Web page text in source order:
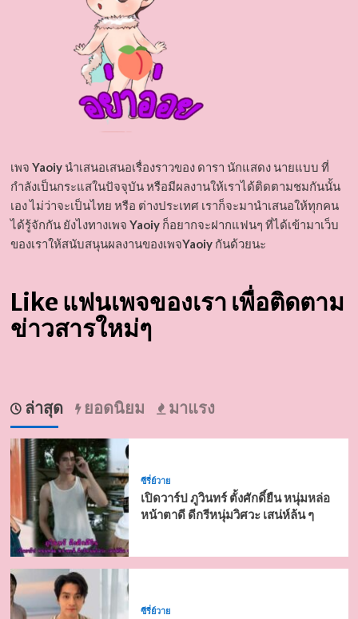
เพจ Yaoiyนำเสนอเสนอเรื่องราวของ ดารา นักแสดง นายแบบ ที่
กำลังเป็นกระแสในปัจจุบัน หรือมีผลงานให้เราได้ติดตามชมกันนั้น
เอง ไม่ว่าจะเป็นไทย หรือ ต่างประเทศ เราก็จะมานำเสนอให้ทุกคน
ได้รู้จักกัน ยังไงทางเพจ Yaoiyก็อยากจะฝากแฟนๆ ที่ได้เข้ามาเว็บ
ของเราให้สนับสนุนผลงานของเพจYaoiyกันด้วยนะ
Like แฟนเพจของเรา เพื่อติดตาม
ข่าวสารใหม่ๆ
ล่าสุด ยอดนิยม มาแรง
ซีรี่ย์วาย
เปิดวาร์ป ภูวินทร์ ตั้งศักดิ์ยืน หนุ่มหล่อ
หน้าตาดี ดีกรีหนุ่มวิศวะ เสน่ห์ล้น ๆ
ซีรี่ย์วาย